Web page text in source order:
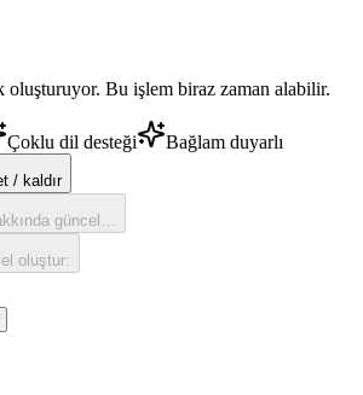
Bu işlem biraz zaman alabilir.
Çoklu dil desteği Bağlam duyarlı
/ kaldır
güncel…
oluştur: